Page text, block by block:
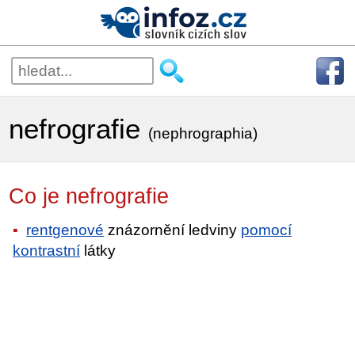
nefrografie (nephrographia)
Co je nefrografie
rentgenové znázornění ledviny pomocí
kontrastní látky